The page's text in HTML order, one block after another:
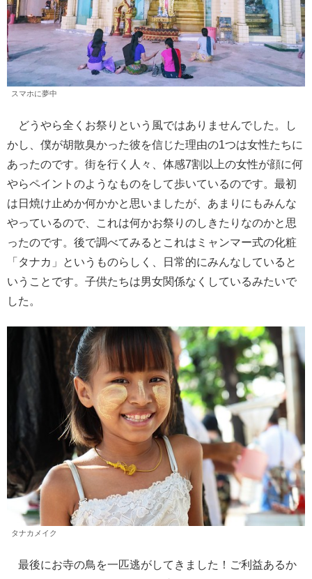
スマホに夢中
どうやら全くお祭りという風ではありませんでした。し
かし、僕が胡散臭かった彼を信じた理由の1つは女性たちに
あったのです。街を行く人々、体感7割以上の女性が顔に何
やらペイントのようなものをして歩いているのです。最初
は日焼け止めか何かかと思いましたが、あまりにもみんな
やっているので、これは何かお祭りのしきたりなのかと思
ったのです。後で調べてみるとこれはミャンマー式の化粧
「タナカ」というものらしく、日常的にみんなしていると
いうことです。子供たちは男女関係なくしているみたいで
した。
タナカメイク
最後にお寺の鳥を一匹逃がしてきました！ご利益あるか